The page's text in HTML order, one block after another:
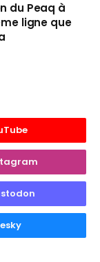
du Peaq à
ligne que